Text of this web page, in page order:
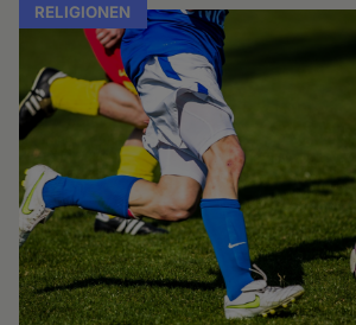
RELIGIONEN